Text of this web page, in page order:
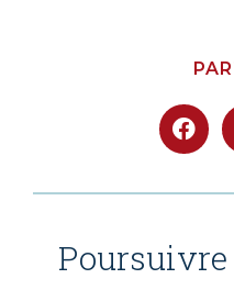
Poursuivre